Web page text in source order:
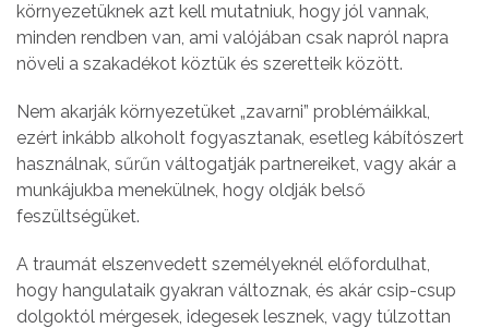
környezetüknek azt kell mutatniuk, hogy jól vannak,
minden rendben van, ami valójában csak napról napra
növeli a szakadékot köztük és szeretteik között.
Nem akarják környezetüket „zavarni” problémáikkal,
ezért inkább alkoholt fogyasztanak, esetleg kábítószert
használnak, sűrűn váltogatják partnereiket, vagy akár a
munkájukba menekülnek, hogy oldják belső
feszültségüket.
A traumát elszenvedett személyeknél előfordulhat,
hogy hangulataik gyakran változnak, és akár csip-csup
dolgoktól mérgesek, idegesek lesznek, vagy túlzottan